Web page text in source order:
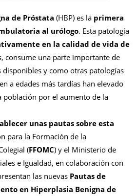
de Próstata (HBP) es la primera
al urólogo. Esta patología
en la calidad de vida de
consume una parte importante de
disponibles y como otras patologías
a edades más tardías han elevado
población por el aumento de la
unas pautas sobre esta
para la Formación de la
(FFOMC) y el Ministerio de
e Igualdad, en colaboración con
las nuevas Pautas de
en Hiperplasia Benigna de